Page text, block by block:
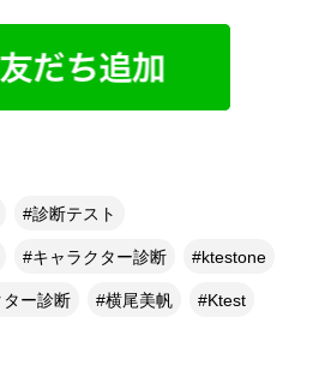
診断テスト
キャラクター診断 ktestone
ー診断 横尾美帆 Ktest